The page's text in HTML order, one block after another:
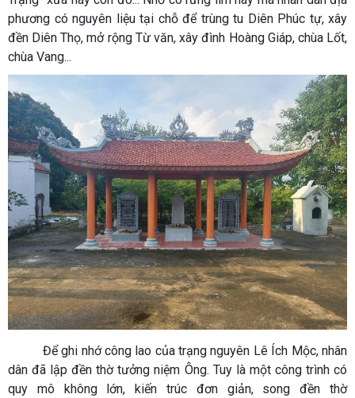
phương có nguyên liệu tại chỗ để trùng tu Diên Phúc tự, xây
đền Diên Thọ, mở rộng Từ văn, xây đình Hoàng Giáp, chùa Lốt,
chùa Vang...
Để ghi nhớ công lao của trạng nguyên Lê Ích Mộc, nhân
dân đã lập đền thờ tưởng niệm Ông. Tuy là một công trình có
quy mô không lớn, kiến trúc đơn giản, song đền thờ